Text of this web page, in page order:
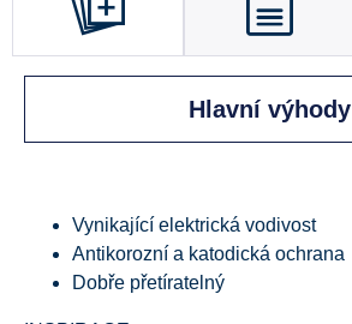
Hlavní výhody
Vynikající elektrická vodivost
Antikorozní a katodická ochrana
Dobře přetíratelný